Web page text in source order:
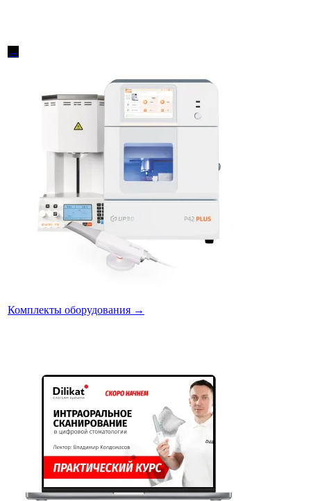
→
Комплекты оборудования →